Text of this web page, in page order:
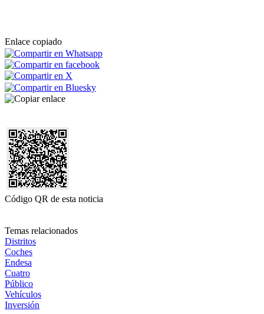
Enlace copiado
Código QR de esta noticia
Temas relacionados
Distritos
Coches
Endesa
Cuatro
Público
Vehículos
Inversión